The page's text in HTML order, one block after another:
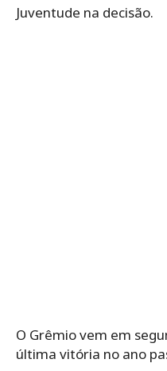
Juventude na decisão.
O Grêmio vem em
última vitória no ano